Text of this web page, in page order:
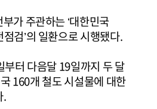
가 주관하는 ‘대한민국
검’의 일환으로 시행됐다.
터 다음달 19일까지 두 달
160개 철도 시설물에 대한
.